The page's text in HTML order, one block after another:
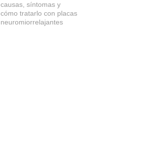
causas, síntomas y
cómo tratarlo con placas
neuromiorrelajantes